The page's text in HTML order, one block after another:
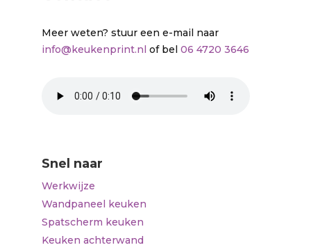
Meer weten? stuur een e-mail naar
info@keukenprint.nl of bel 06 4720 3646
Snel naar
Werkwijze
Wandpaneel keuken
Spatscherm keuken
Keuken achterwand